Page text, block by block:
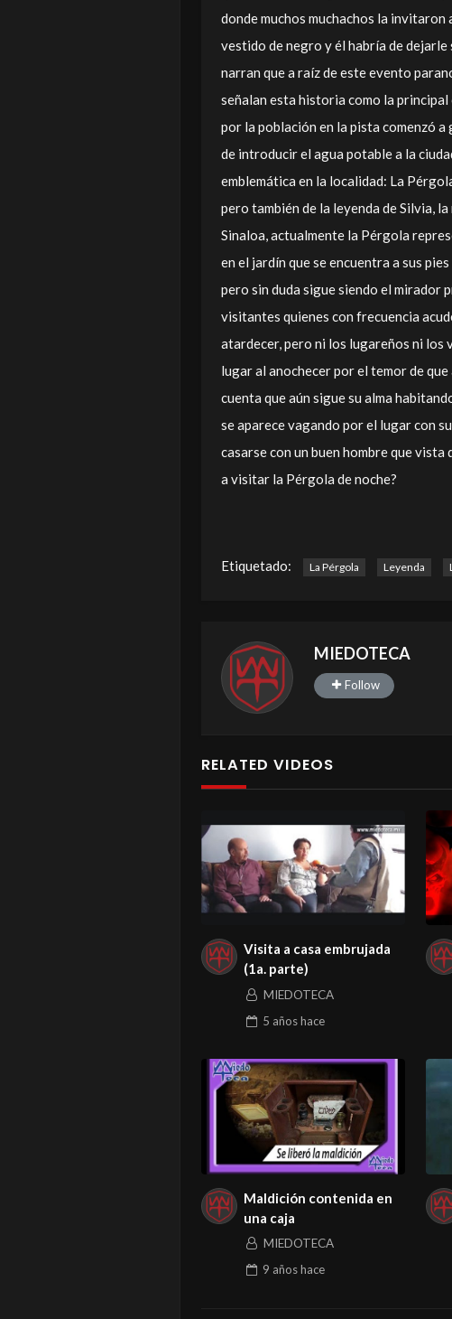
donde muchos muchachos la
vestido de negro y él habría de
narran que a raíz de este evento
señalan esta historia como la
por la población en la pista comenzó
de introducir el agua potable a la
emblemática en la localidad: La
pero también de la leyenda de Silvia,
Sinaloa, actualmente la Pérgola
en el jardín que se encuentra a sus
pero sin duda sigue siendo el mirador
visitantes quienes con frecuencia
atardecer, pero ni los lugareños ni los
lugar al anochecer por el temor de que
cuenta que aún sigue su alma
se aparece vagando por el lugar con
casarse con un buen hombre que
a visitar la Pérgola de noche?
Etiquetado: La Pérgola Leyenda
MIEDOTECA
Follow
RELATED VIDEOS
Visita a casa embrujada
(1a. parte)
MIEDOTECA
5 añoshace
Maldición contenida en
una caja
MIEDOTECA
9 añoshace